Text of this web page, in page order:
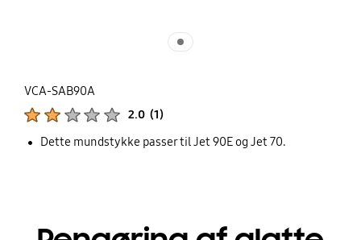
VCA-SAB90A
2.0 (1)
Dette mundstykke passer til Jet 90E og Jet 70.